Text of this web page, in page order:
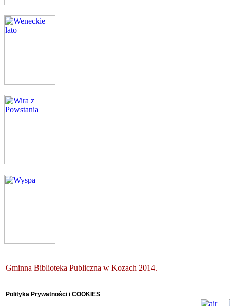
Gminna Biblioteka Publiczna w Kozach 2014.
Polityka Prywatności i COOKIES